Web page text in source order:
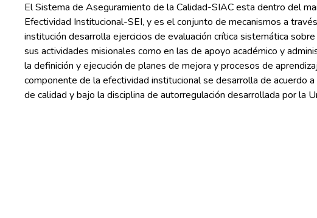
El Sistema de Aseguramiento de la Calidad-SIAC esta dentro del
Efectividad Institucional-SEI, y es el conjunto de mecanismos a
institución desarrolla ejercicios de evaluación crítica sistemática
sus actividades misionales como en las de apoyo académico y
la definición y ejecución de planes de mejora y procesos de
componente de la efectividad institucional se desarrolla de acuerdo
de calidad y bajo la disciplina de autorregulación desarrollada por la